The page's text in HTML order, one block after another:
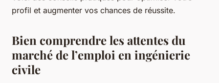
profil et augmenter vos chances de réussite.
Bien comprendre les attentes du
marché de l’emploi en ingénierie
civile